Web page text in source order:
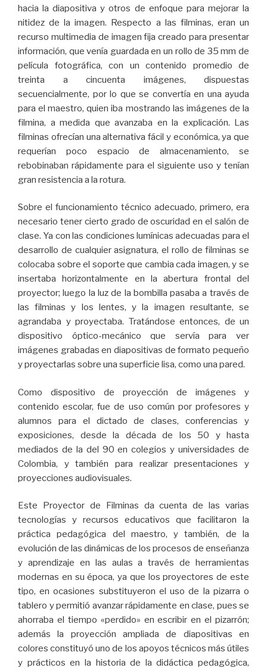
hacia la diapositiva y otros de enfoque para mejorar la
nitidez de la imagen. Respecto a las filminas, eran un
recurso multimedia de imagen fija creado para presentar
información, que venía guardada en un rollo de 35 mm de
película fotográfica, con un contenido promedio de
treinta a cincuenta imágenes, dispuestas
secuencialmente, por lo que se convertía en una ayuda
para el maestro, quien iba mostrando las imágenes de la
filmina, a medida que avanzaba en la explicación. Las
filminas ofrecían una alternativa fácil y económica, ya que
requerían poco espacio de almacenamiento, se
rebobinaban rápidamente para el siguiente uso y tenían
gran resistencia a la rotura.
Sobre el funcionamiento técnico adecuado, primero, era
necesario tener cierto grado de oscuridad en el salón de
clase. Ya con las condiciones lumínicas adecuadas para el
desarrollo de cualquier asignatura, el rollo de filminas se
colocaba sobre el soporte que cambia cada imagen, y se
insertaba horizontalmente en la abertura frontal del
proyector; luego la luz de la bombilla pasaba a través de
las filminas y los lentes, y la imagen resultante, se
agrandaba y proyectaba. Tratándose entonces, de un
dispositivo óptico-mecánico que servía para ver
imágenes grabadas en diapositivas de formato pequeño
y proyectarlas sobre una superficie lisa, como una pared.
Como dispositivo de proyección de imágenes y
contenido escolar, fue de uso común por profesores y
alumnos para el dictado de clases, conferencias y
exposiciones, desde la década de los 50 y hasta
mediados de la del 90 en colegios y universidades de
Colombia, y también para realizar presentaciones y
proyecciones audiovisuales.
Este Proyector de Filminas da cuenta de las varias
tecnologías y recursos educativos que facilitaron la
práctica pedagógica del maestro, y también, de la
evolución de las dinámicas de los procesos de enseñanza
y aprendizaje en las aulas a través de herramientas
modernas en su época, ya que los proyectores de este
tipo, en ocasiones substituyeron el uso de la pizarra o
tablero y permitió avanzar rápidamente en clase, pues se
ahorraba el tiempo «perdido» en escribir en el pizarrón;
además la proyección ampliada de diapositivas en
colores constituyó uno de los apoyos técnicos más útiles
y prácticos en la historia de la didáctica pedagógica,